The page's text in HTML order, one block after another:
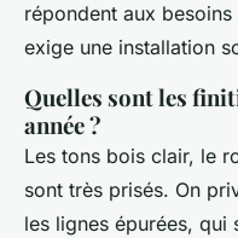
répondent aux
exige une installation
Quelles sont les
année ?
Les tons bois clair, le
sont très prisés. On
les lignes épurées, qui